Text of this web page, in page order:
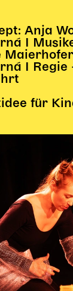
Wien
Anja
I
I Regie
für